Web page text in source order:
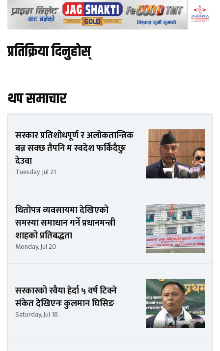
प्रतिक्रिया दिनुहोस्
थप समाचार
सरकार प्रतिशोधपूर्ण र अलोकतान्त्रिक
बन्न सक्छ तैपनि म स्वदेश फर्किँदैछुः
देउवा
Tuesday, Jul 21
धितोपत्र व्यवसायमा देखिएको
समस्या समाधान गर्ने प्रधानमन्त्री
शाहको प्रतिबद्धता
Monday, Jul 20
सरकारको रवैया हेर्दा ५ वर्ष टिक्ने
संकेत देखिएनः कुलमान घिसिङ
Saturday, Jul 18